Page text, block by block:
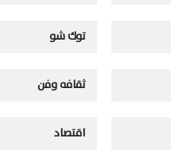
توك شو
ثقافه وفن
اقتصاد